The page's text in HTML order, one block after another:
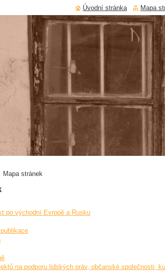
Mapa stránek
po východní Evropě a Rusku
na podporu lidských práv, občanské společnosti,
Úvodní stránka Mapa